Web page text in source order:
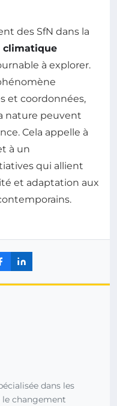
des SfN dans la
climatique
à explorer.
et coordonnées,
nature peuvent
Cela appelle à
à un
qui allient
et adaptation aux
dans les
changement